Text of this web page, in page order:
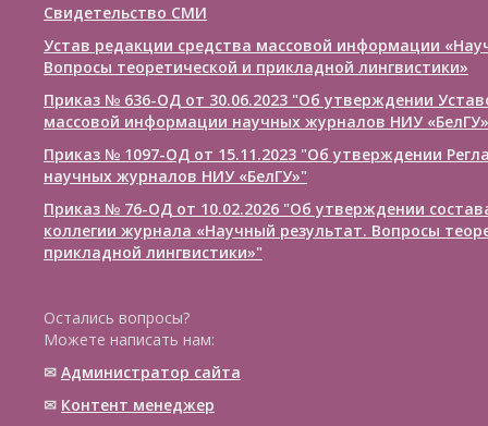
Свидетельство СМИ
Устав редакции средства массовой информации
Вопросы теоретической и прикладной лингвистики»
Приказ № 636-ОД от 30.06.2023 "Об утверждении
массовой информации научных журналов НИУ «БелГУ»
Приказ № 1097-ОД от 15.11.2023 "Об утверждении
научных журналов НИУ «БелГУ»"
Приказ № 76-ОД от 10.02.2026 "Об утверждении
коллегии журнала «Научный результат. Вопросы
прикладной лингвистики»"
Остались вопросы?
Можете написать нам:
✉ Администратор сайта
✉ Контент менеджер